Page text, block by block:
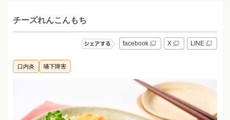
チーズれんこんもち
facebook X LINE
口内炎 嚥下障害